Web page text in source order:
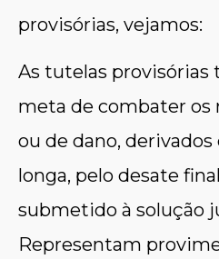
provisórias, vejamos:
As tutelas
meta de combater os
ou de dano, derivados
longa, pelo desate
submetido à solução
Representam